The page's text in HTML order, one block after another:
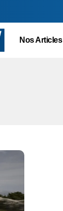
Nos Articles